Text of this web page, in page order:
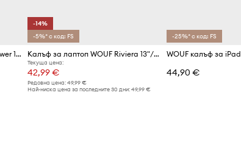
Калъф за лаптоп WOUF Wildflower 13"/14"
-14%
-5%* с код: FS
Калъф за лаптоп WOUF Riviera 13"/14"
Текуща цена:
42,99 €
Редовна цена: 49,99 €
Най-ниска цена за последните 30 дни: 49,99 €
-25%* с код: FS
WOUF калъф за iPad
44,90 €